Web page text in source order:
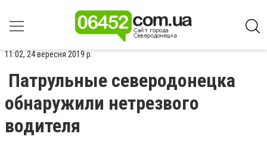
11:02, 24 вересня 2019 р.
Патрульные северодонецка
обнаружили нетрезвого
водителя